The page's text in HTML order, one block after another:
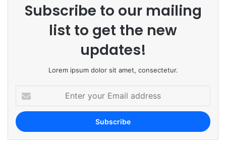
Subscribe to our mailing
list to get the new
updates!
Lorem ipsum dolor sit amet, consectetur.
e